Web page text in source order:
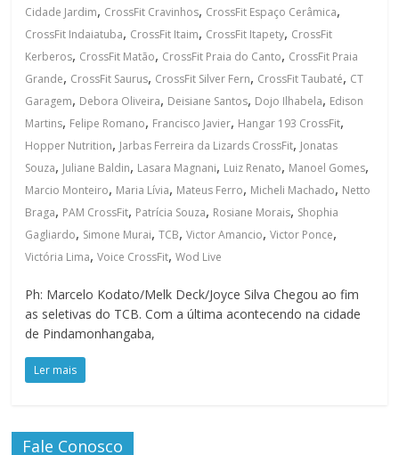
Cidade Jardim, CrossFit Cravinhos, CrossFit Espaço Cerâmica,
CrossFit Indaiatuba, CrossFit Itaim, CrossFit Itapety, CrossFit
Kerberos, CrossFit Matão, CrossFit Praia do Canto, CrossFit Praia
Grande, CrossFit Saurus, CrossFit Silver Fern, CrossFit Taubaté, CT
Garagem, Debora Oliveira, Deisiane Santos, Dojo Ilhabela, Edison
Martins, Felipe Romano, Francisco Javier, Hangar 193 CrossFit,
Hopper Nutrition, Jarbas Ferreira da Lizards CrossFit, Jonatas
Souza, Juliane Baldin, Lasara Magnani, Luiz Renato, Manoel Gomes,
Marcio Monteiro, Maria Lívia, Mateus Ferro, Micheli Machado, Netto
Braga, PAM CrossFit, Patrícia Souza, Rosiane Morais, Shophia
Gagliardo, Simone Murai,TCB,Victor Amancio,Victor Ponce,
Victória Lima,Voice CrossFit,Wod Live
Ph: Marcelo Kodato/Melk Deck/Joyce Silva Chegou ao fim
as seletivas do TCB. Com a última acontecendo na cidade
de Pindamonhangaba,
Ler mais
Fale Conosco